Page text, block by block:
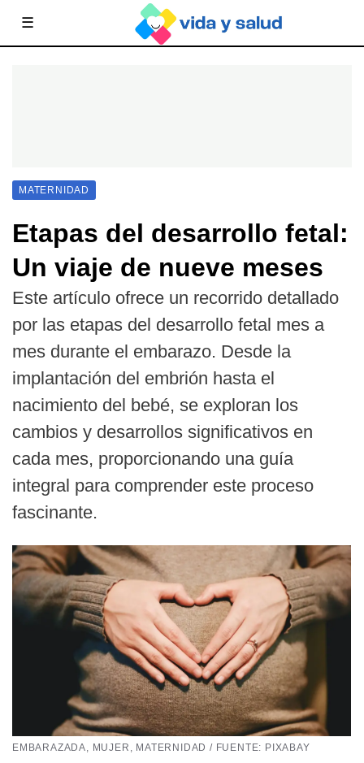
☰
MATERNIDAD
Etapas del desarrollo fetal:
Un viaje de nueve meses
Este artículo ofrece un recorrido detallado
por las etapas del desarrollo fetal mes a
mes durante el embarazo. Desde la
implantación del embrión hasta el
nacimiento del bebé, se exploran los
cambios y desarrollos significativos en
cada mes, proporcionando una guía
integral para comprender este proceso
fascinante.
EMBARAZADA, MUJER, MATERNIDAD / FUENTE: PIXABAY